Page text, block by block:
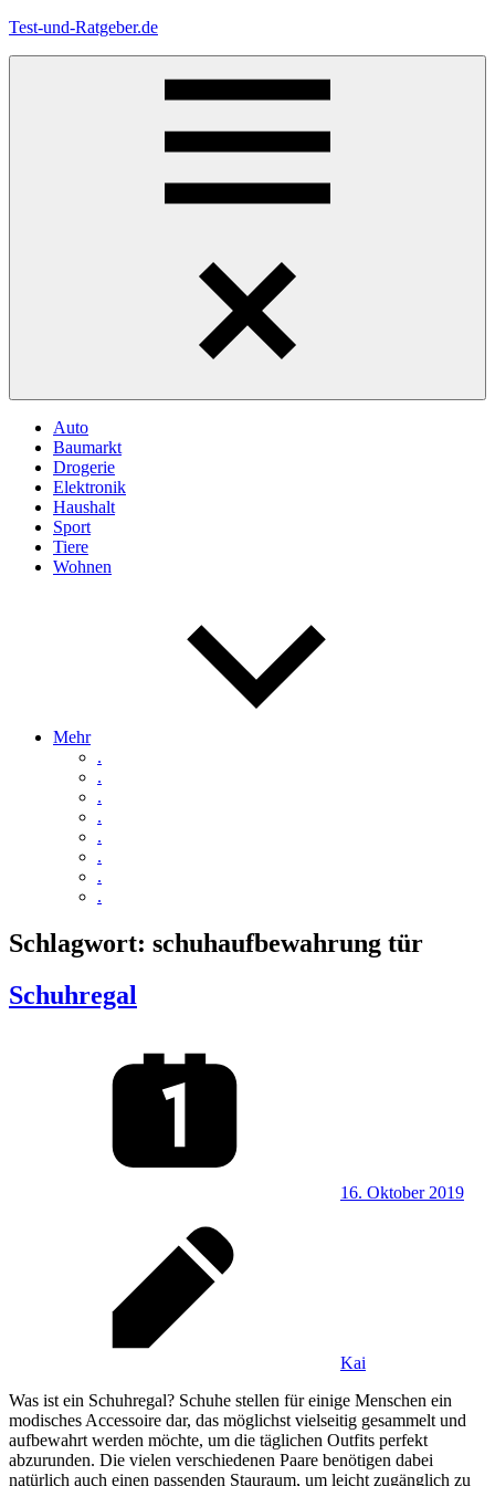
Zum
Test-und-Ratgeber.de
Auto
Baumarkt
Drogerie
Elektronik
Haushalt
Sport
Tiere
Wohnen
Mehr
.
.
.
.
.
.
.
.
Schlagwort: schuhaufbewahrung tür
Schuhregal
16. Oktober 2019
Kai
Was ist ein Schuhregal? Schuhe stellen für einige Menschen ein
modisches Accessoire dar, das möglichst vielseitig gesammelt und
aufbewahrt werden möchte, um die täglichen Outfits perfekt
abzurunden. Die vielen verschiedenen Paare benötigen dabei
natürlich auch einen passenden Stauraum, um leicht zugänglich zu